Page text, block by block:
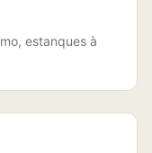
estanques à